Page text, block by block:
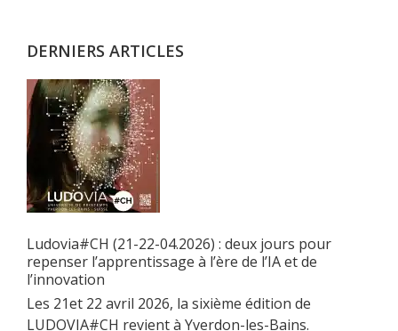
DERNIERS ARTICLES
Ludovia#CH (21-22-04.2026) : deux jours pour
repenser l’apprentissage à l’ère de l’IA et de
l’innovation
Les 21et 22 avril 2026, la sixième édition de
LUDOVIA#CH revient à Yverdon-les-Bains.